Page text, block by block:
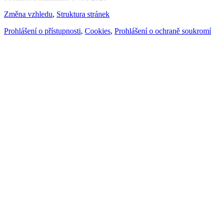
Změna vzhledu, Struktura stránek
Prohlášení o přístupnosti, Cookies, Prohlášení o ochraně soukromí